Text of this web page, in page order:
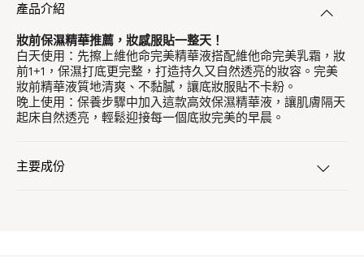
產品介紹
妝前保濕精華推薦，妝感服貼一整天！
白天使用：先擦上維他命完美精華液搭配維他命完美乳霜，妝
前1+1，保濕打底更完整，打造持久又自然透亮的妝容。完美
妝前精華液質地清爽、不黏膩，讓底妝服貼不卡粉。
晚上使用：保養步驟中加入這款高效保濕精華液，讓肌膚隔天
起床自然透亮，輕鬆迎接每一個底妝完美的早晨。
主要成份